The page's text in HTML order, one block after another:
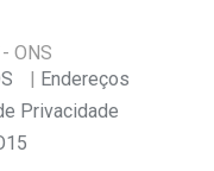
- ONS
Endereços
Privacidade